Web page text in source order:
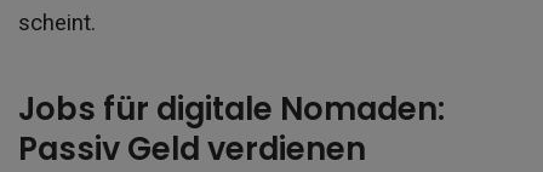
scheint.
Jobs für digitale Nomaden:
Passiv Geld verdienen